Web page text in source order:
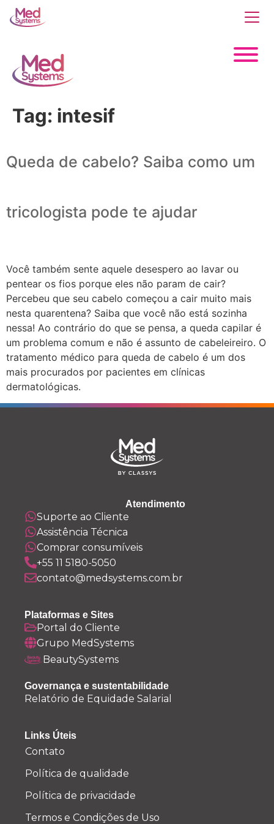
Tag: intesif
Queda de cabelo? Saiba como um
tricologista pode te ajudar
Você também sente aquele desespero ao lavar ou
pentear os fios porque eles não param de cair?
Percebeu que seu cabelo começou a cair muito mais
nesta quarentena? Saiba que você não está sozinha
nessa! Ao contrário do que se pensa, a queda capilar é
um problema comum e não é assunto de cabeleireiro. O
tratamento médico para queda de cabelo é um dos
mais procurados por pacientes em clínicas
dermatológicas.
Atendimento
Suporte ao Cliente
Assistência Técnica
Comprar consumíveis
+55 11 5180-5050
contato@medsystems.com.br
Plataformas e Sites
Portal do Cliente
Grupo MedSystems
BeautySystems
Governança e sustentabilidade
Relatório de Equidade Salarial
Links Úteis
Contato
Política de qualidade
Política de privacidade
Termos e Condições de Uso